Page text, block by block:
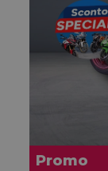
Promo